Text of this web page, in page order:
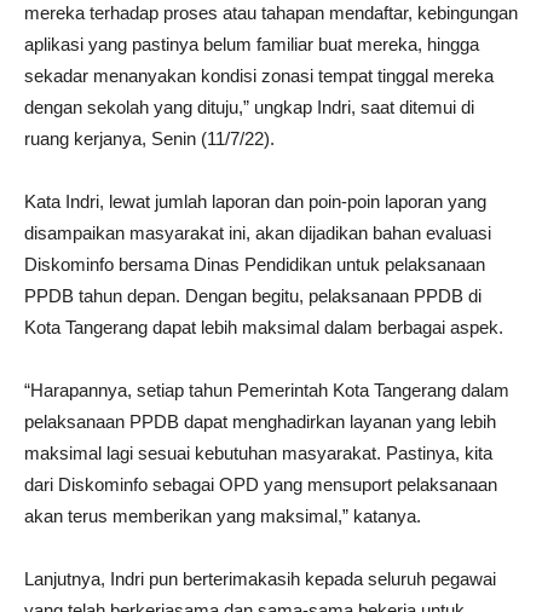
mereka terhadap proses atau tahapan mendaftar, kebingungan
aplikasi yang pastinya belum familiar buat mereka, hingga
sekadar menanyakan kondisi zonasi tempat tinggal mereka
dengan sekolah yang dituju,” ungkap Indri, saat ditemui di
ruang kerjanya, Senin (11/7/22).
Kata Indri, lewat jumlah laporan dan poin-poin laporan yang
disampaikan masyarakat ini, akan dijadikan bahan evaluasi
Diskominfo bersama Dinas Pendidikan untuk pelaksanaan
PPDB tahun depan. Dengan begitu, pelaksanaan PPDB di
Kota Tangerang dapat lebih maksimal dalam berbagai aspek.
“Harapannya, setiap tahun Pemerintah Kota Tangerang dalam
pelaksanaan PPDB dapat menghadirkan layanan yang lebih
maksimal lagi sesuai kebutuhan masyarakat. Pastinya, kita
dari Diskominfo sebagai OPD yang mensuport pelaksanaan
akan terus memberikan yang maksimal,” katanya.
Lanjutnya, Indri pun berterimakasih kepada seluruh pegawai